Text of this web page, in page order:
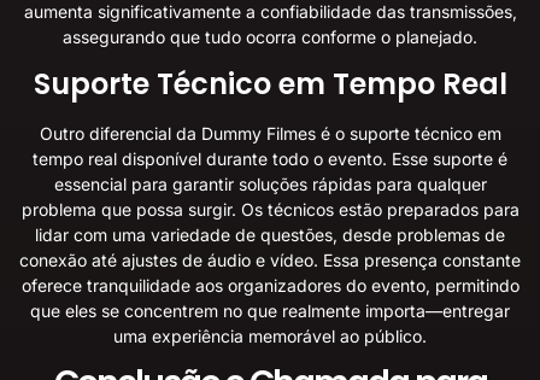
aumenta significativamente a confiabilidade das transmissões,
assegurando que tudo ocorra conforme o planejado.
Suporte Técnico em Tempo Real
Outro diferencial da Dummy Filmes é o suporte técnico em
tempo real disponível durante todo o evento. Esse suporte é
essencial para garantir soluções rápidas para qualquer
problema que possa surgir. Os técnicos estão preparados para
lidar com uma variedade de questões, desde problemas de
conexão até ajustes de áudio e vídeo. Essa presença constante
oferece tranquilidade aos organizadores do evento, permitindo
que eles se concentrem no que realmente importa—entregar
uma experiência memorável ao público.